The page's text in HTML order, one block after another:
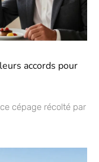
accords pour
cépage récolté par